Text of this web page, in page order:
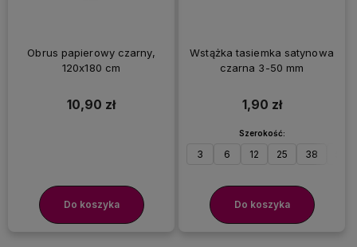
Obrus papierowy czarny,
120x180 cm
10,90 zł
Do koszyka
Wstążka tasiemka satynowa
czarna 3-50 mm
1,90 zł
Szerokość:
3 6 12 25 38
Do koszyka